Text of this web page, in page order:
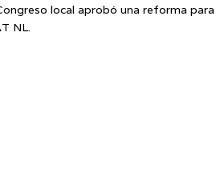
local aprobó una reforma
NL.